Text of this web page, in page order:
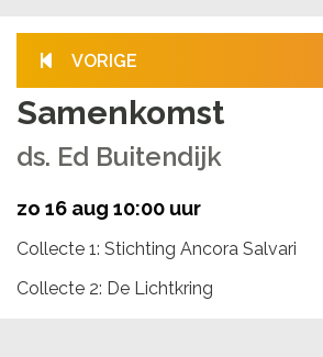
VORIGE
Samenkomst
ds. Ed Buitendijk
zo 16 aug 10:00 uur
Collecte 1: Stichting Ancora Salvari
Collecte 2: De Lichtkring